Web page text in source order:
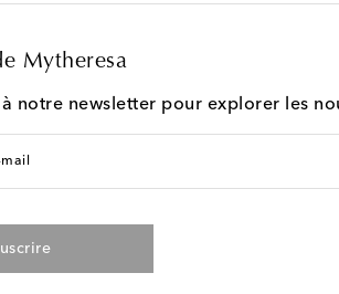
Mytheresa
à notre newsletter pour explorer les